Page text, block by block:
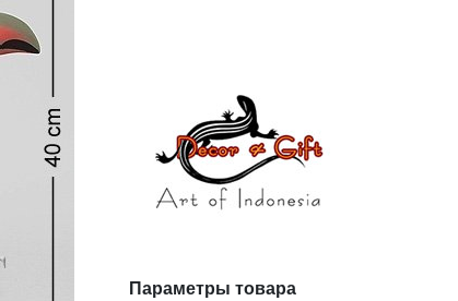
Параметры товара